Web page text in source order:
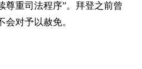
尊重司法程序”。拜登之前曾
对予以赦免。